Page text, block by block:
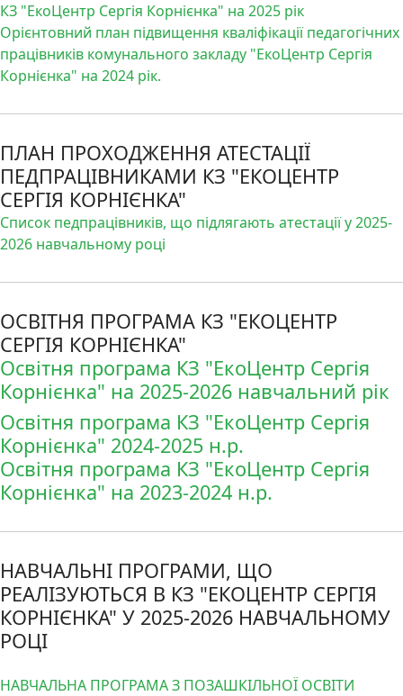
КЗ "ЕкоЦентр Сергія Корнієнка" на 2025 рік
Орієнтовний план підвищення кваліфікації педагогічних
працівників комунального закладу "ЕкоЦентр Сергія
Корнієнка" на 2024 рік.
ПЛАН ПРОХОДЖЕННЯ АТЕСТАЦІЇ
ПЕДПРАЦІВНИКАМИ КЗ "ЕКОЦЕНТР
СЕРГІЯ КОРНІЄНКА"
Список педпрацівників, що підлягають атестації у 2025-
2026 навчальному році
ОСВІТНЯ ПРОГРАМА КЗ "ЕКОЦЕНТР
СЕРГІЯ КОРНІЄНКА"
Освітня програма КЗ "ЕкоЦентр Сергія
Корнієнка" на 2025-2026 навчальний рік
Освітня програма КЗ "ЕкоЦентр Сергія
Корнієнка" 2024-2025 н.р.
Освітня програма КЗ "ЕкоЦентр Сергія
Корнієнка" на 2023-2024 н.р.
НАВЧАЛЬНІ ПРОГРАМИ, ЩО
РЕАЛІЗУЮТЬСЯ В КЗ "ЕКОЦЕНТР СЕРГІЯ
КОРНІЄНКА" У 2025-2026 НАВЧАЛЬНОМУ
РОЦІ
НАВЧАЛЬНА ПРОГРАМА З ПОЗАШКІЛЬНОЇ ОСВІТИ